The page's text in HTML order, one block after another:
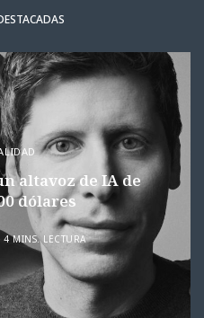
altavoz de IA de
dólares
4 MINS. LECTURA